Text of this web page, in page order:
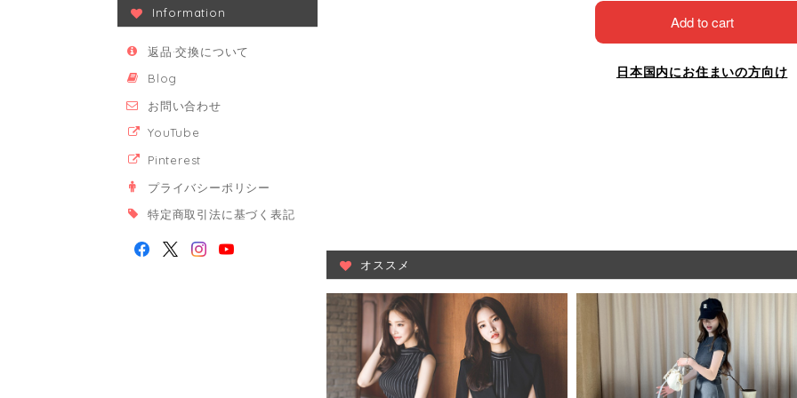
Information
返品·交換について
Blog
お問い合わせ
YouTube
Pinterest
プライバシーポリシー
特定商取引法に基づく表記
Add to cart
日本国内にお住まいの方向け
オススメ